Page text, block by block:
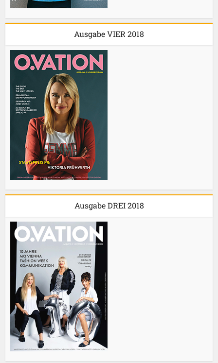
Ausgabe VIER 2018
Ausgabe DREI 2018